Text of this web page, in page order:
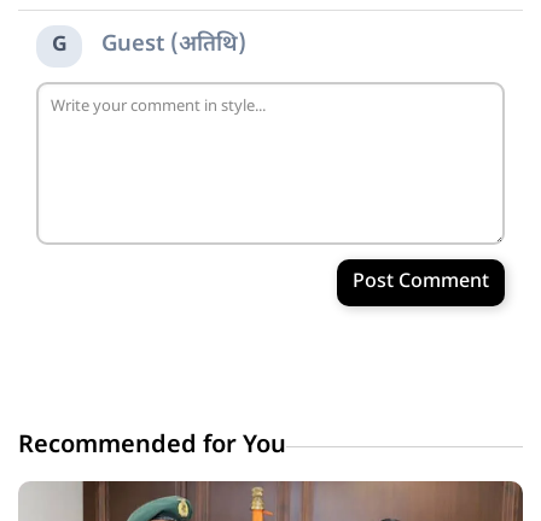
G Guest (अतिथि)
Post Comment
Recommended for You